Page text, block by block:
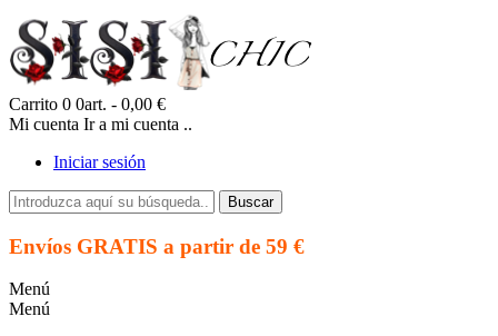
Carrito 0 0art. - 0,00 €
Mi cuenta Ir a mi cuenta ..
Iniciar sesión
Buscar
Envíos GRATIS a partir de 59 €
Menú
Menú